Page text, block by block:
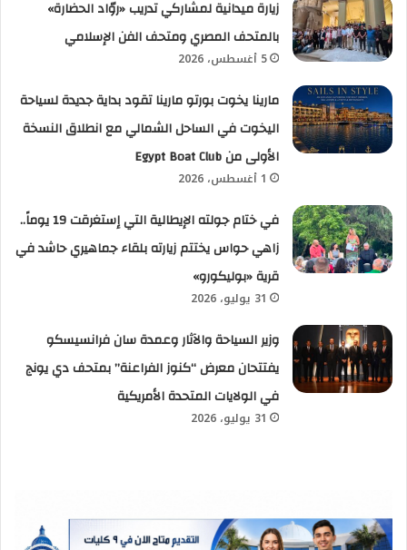
زيارة ميدانية لمشاركي تدريب «روّاد الحضارة»
بالمتحف المصري ومتحف الفن الإسلامي
5 أغسطس، 2026
مارينا يخوت بورتو مارينا تقود بداية جديدة لسياحة
اليخوت في الساحل الشمالي مع انطلاق النسخة
الأولى من Egypt Boat Club
1 أغسطس، 2026
في ختام جولته الإيطالية التي إستغرقت 19 يوماً..
زاهي حواس يختتم زيارته بلقاء جماهيري حاشد في
قرية «بوليكورو»
31 يوليو، 2026
وزير السياحة والآثار وعمدة سان فرانسيسكو
يفتتحان معرض “كنوز الفراعنة” بمتحف دي يونج
في الولايات المتحدة الأمريكية
31 يوليو، 2026